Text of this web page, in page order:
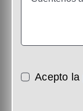
Acepto la